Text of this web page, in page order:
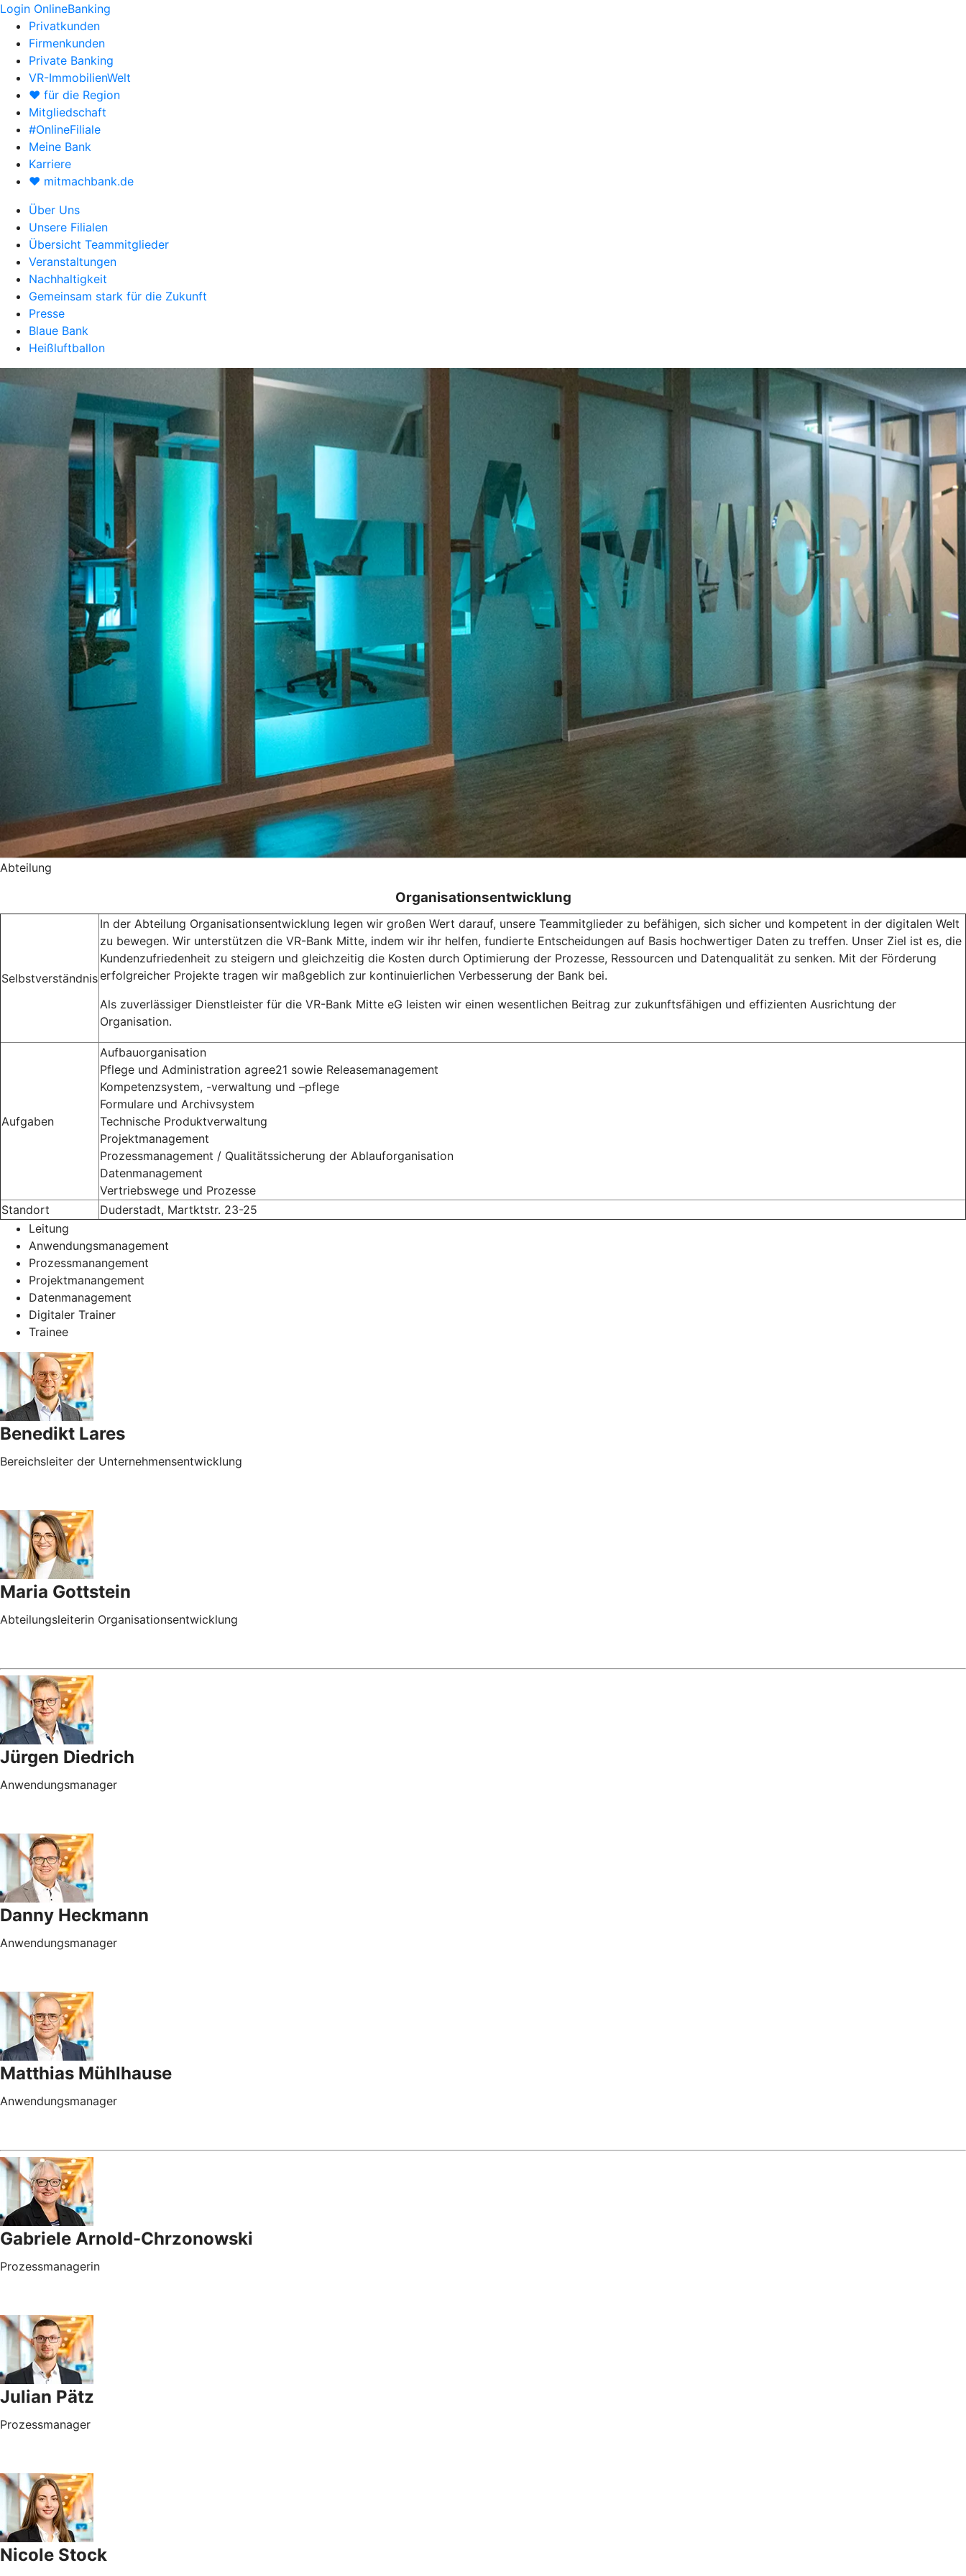
Login OnlineBanking
Privatkunden
Firmenkunden
Private Banking
VR-ImmobilienWelt
♥ für die Region
Mitgliedschaft
#OnlineFiliale
Meine Bank
Karriere
♥ mitmachbank.de
Über Uns
Unsere Filialen
Übersicht Teammitglieder
Veranstaltungen
Nachhaltigkeit
Gemeinsam stark für die Zukunft
Presse
Blaue Bank
Heißluftballon
Abteilung
Organisationsentwicklung
Selbstverständnis
In der Abteilung Organisationsentwicklung legen wir großen Wert darauf, unsere Teammitglieder zu befähigen, sich sicher und kompetent in der digitalen Welt
zu bewegen. Wir unterstützen die VR-Bank Mitte, indem wir ihr helfen, fundierte Entscheidungen auf Basis hochwertiger Daten zu treffen. Unser Ziel ist es, die
Kundenzufriedenheit zu steigern und gleichzeitig die Kosten durch Optimierung der Prozesse, Ressourcen und Datenqualität zu senken. Mit der Förderung
erfolgreicher Projekte tragen wir maßgeblich zur kontinuierlichen Verbesserung der Bank bei.
Als zuverlässiger Dienstleister für die VR-Bank Mitte eG leisten wir einen wesentlichen Beitrag zur zukunftsfähigen und effizienten Ausrichtung der
Organisation.
Aufgaben
Aufbauorganisation
Pflege und Administration agree21 sowie Releasemanagement
Kompetenzsystem, -verwaltung und –pflege
Formulare und Archivsystem
Technische Produktverwaltung
Projektmanagement
Prozessmanagement / Qualitätssicherung der Ablauforganisation
Datenmanagement
Vertriebswege und Prozesse
Standort
Duderstadt, Martktstr. 23-25
Leitung
Anwendungsmanagement
Prozessmanangement
Projektmanangement
Datenmanagement
Digitaler Trainer
Trainee
Benedikt Lares
Bereichsleiter der Unternehmensentwicklung
Maria Gottstein
Abteilungsleiterin Organisationsentwicklung
Jürgen Diedrich
Anwendungsmanager
Danny Heckmann
Anwendungsmanager
Matthias Mühlhause
Anwendungsmanager
Gabriele Arnold-Chrzonowski
Prozessmanagerin
Julian Pätz
Prozessmanager
Nicole Stock